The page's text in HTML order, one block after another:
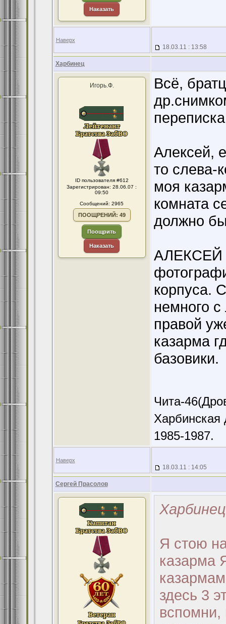
Наказать
Наверх
18.03.11 : 13:58
Харбинец
Игорь.Ф.
ID пользователя #612
Зарегистрирован: 28.06.07 :
09:50
Сообщений: 2965
ПООЩРЕНИЙ: 49
Поощрить
Наказать
Всё,
Алексей,
то слева-
моя
комната
должно
АЛЕКСЕЙ
корпуса.
немного
правой
казарма
базовики.
Чита-
Харбинская
1985-1987.
Наверх
18.03.11 : 14:05
Сергей Прасолов
Я стою
казарма
здесь 3